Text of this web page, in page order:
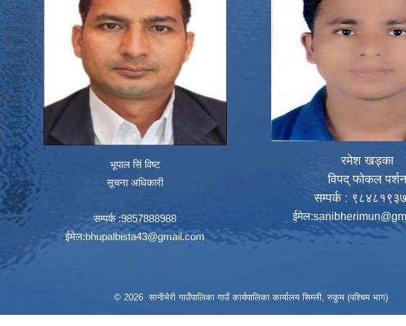
भूपाल सिं विष्ट
सूचना अधिकारी
सम्पर्क :9857888988
ईमेल:bhupalbista43@gmail.com
रमेश खड्का
विपद् फोकल पर्शन
सम्पर्क :
ईमेल:
© 2026 सानीभेरी गाउँपालिका गाउँ कार्यपालिका कार्यालय सिम्ली, रुकुम (पश्चिम भाग)